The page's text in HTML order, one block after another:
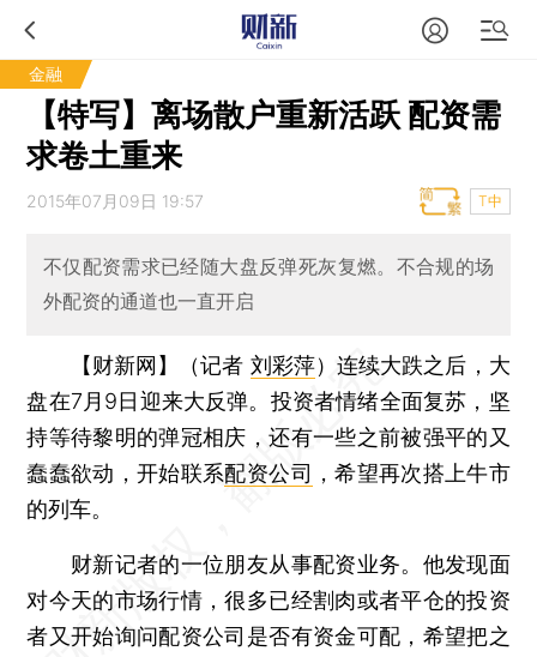
金融
【特写】离场散户重新活跃 配资需
求卷土重来
2015年07月09日 19:57 T中
不仅配资需求已经随大盘反弹死灰复燃。不合规的场
外配资的通道也一直开启
【财新网】（记者 刘彩萍） 连续大跌之后，大
盘在7月9日迎来大反弹。投资者情绪全面复苏，坚
持等待黎明的弹冠相庆，还有一些之前被强平的又
蠢蠢欲动，开始联系配资公司 ，希望再次搭上牛市
的列车。
财新记者的一位朋友从事配资业务。他发现面
对今天的市场行情，很多已经割肉或者平仓的投资
者又开始询问配资公司是否有资金可配，希望把之